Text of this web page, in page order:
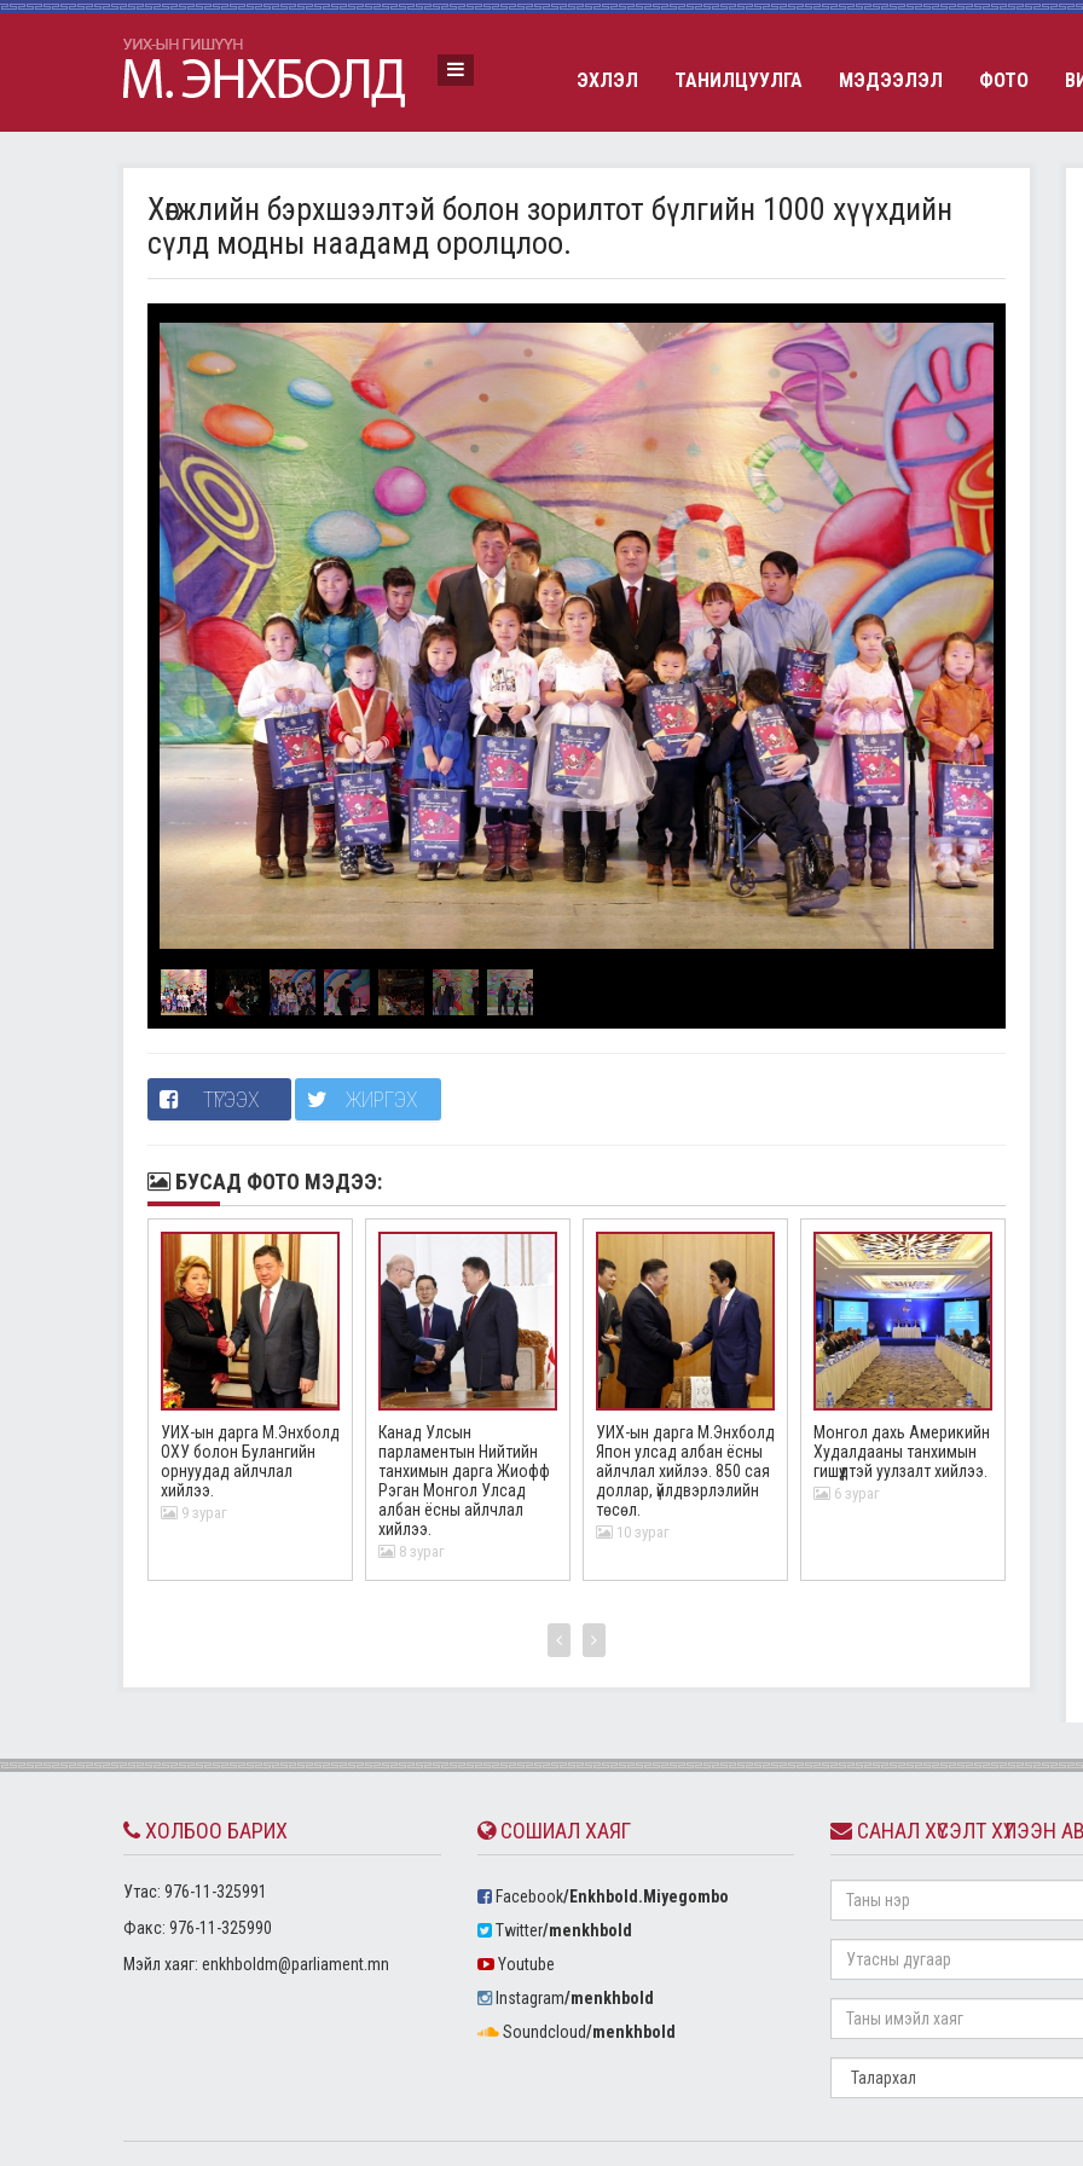
ЭХЛЭЛ ТАНИЛЦУУЛГА МЭДЭЭЛЭЛ ФОТО
Хөгжлийн бэрхшээлтэй болон зорилтот бүлгийн 1000 хүүхдийн
сүлд модны наадамд оролцлоо.
ТҮГЭЭХ ЖИРГЭХ
БУСАД ФОТО МЭДЭЭ:
УИХ-ын дарга М.Энхболд
ОХУ болон Булангийн
орнуудад айлчлал
хийлээ.
9 зураг
Канад Улсын
парламентын Нийтийн
танхимын дарга Жиофф
Рэган Монгол Улсад
албан ёсны айлчлал
хийлээ.
8 зураг
УИХ-ын дарга М.Энхболд
Япон улсад албан ёсны
айлчлал хийлээ. 850 сая
доллар, үйлдвэрлэлийн
төсөл.
10 зураг
Монгол дахь Америкийн
Худалдааны танхимын
гишүүдтэй уулзалт хийлээ.
6 зураг
ХОЛБОО БАРИХ
Утас: 976-11-325991
Факс: 976-11-325990
Mэйл хаяг: enkhboldm@parliament.mn
СОШИАЛ ХАЯГ
Facebook/Enkhbold.Miyegombo
Twitter/menkhbold
Youtube
Instagram/menkhbold
Soundcloud/menkhbold
САНАЛ ХҮСЭЛТ ХҮЛЭЭН